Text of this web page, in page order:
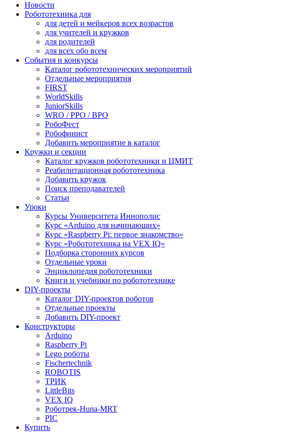
Новости
Робототехника для
для детей и мейкеров всех возрастов
для учителей и кружков
для родителей
для всех обо всем
События и конкурсы
Каталог робототехнических мероприятий
Отдельные мероприятия
FIRST
WorldSkills
JuniorSkills
WRO / РРО / ВРО
РобоФест
Робофинист
Добавить мероприятие в каталог
Кружки и секции
Каталог кружков робототехники и ЦМИТ
Реабилитационная робототехника
Добавить кружок
Поиск преподавателей
Статьи
Уроки
Курсы Университета Иннополис
Курс «Arduino для начинающих»
Курс «Raspberry Pi: первое знакомство»
Курс «Робототехника на VEX IQ»
Подборка сторонних курсов
Отдельные уроки
Энциклопедия робототехники
Книги и учебники по робототехнике
DIY-проекты
Каталог DIY-проектов роботов
Отдельные проекты
Добавить DIY-проект
Конструкторы
Arduino
Raspberry Pi
Lego роботы
Fischertechnik
ROBOTIS
ТРИК
LittleBits
VEX IQ
Роботрек-Huna-MRT
PIC
Купить